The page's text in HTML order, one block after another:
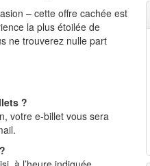
– cette offre cachée est
la plus étoilée de
ne trouverez nulle part
?
votre e‑billet vous sera